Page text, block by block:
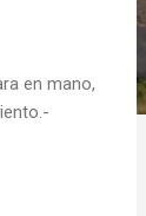
en mano,